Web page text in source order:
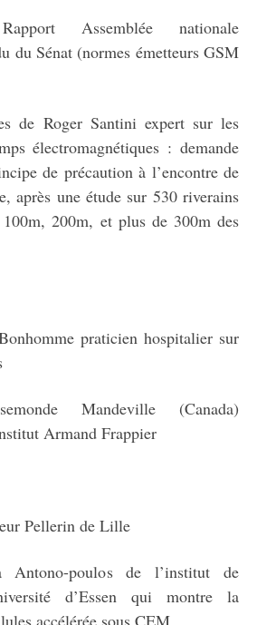
Assemblée nationale
du Sénat (normes émetteurs GSM
de Roger Santini expert sur les
électromagnétiques : demande
de précaution à l’encontre de
après une étude sur 530 riverains
100m, 200m, et plus de 300m des
praticien hospitalier sur
Mandeville (Canada)
Armand Frappier
Pellerin de Lille
Antono-poulos de l’institut de
d’Essen qui montre la
accélérée sous CEM